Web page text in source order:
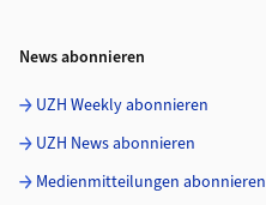
News abonnieren
UZH Weekly abonnieren
UZH News abonnieren
Medienmitteilungen abonnieren